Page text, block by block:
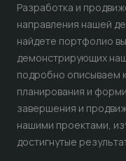
Разработка и
направления нашей
найдете портфолио
демонстрирующих
подробно описываем
планирования и
завершения и
нашими проектами,
достигнутые